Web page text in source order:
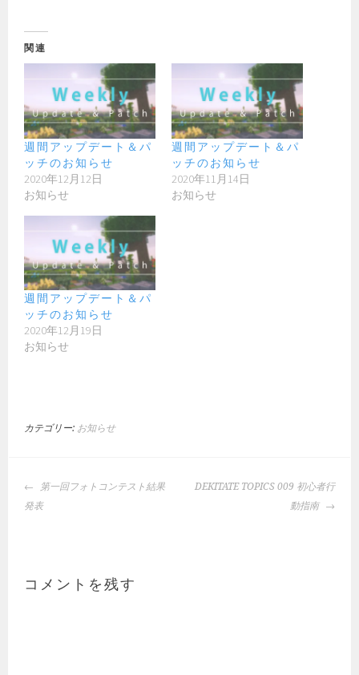
関連
週間アップデート＆パ
ッチのお知らせ
2020年12月12日
お知らせ
週間アップデート＆パ
ッチのお知らせ
2020年11月14日
お知らせ
週間アップデート＆パ
ッチのお知らせ
2020年12月19日
お知らせ
カテゴリー: お知らせ
投
稿
ー
第一回フォトコンテスト結果
発表
DEKITATE TOPICS 009 初心者行
動指南
コメントを残す